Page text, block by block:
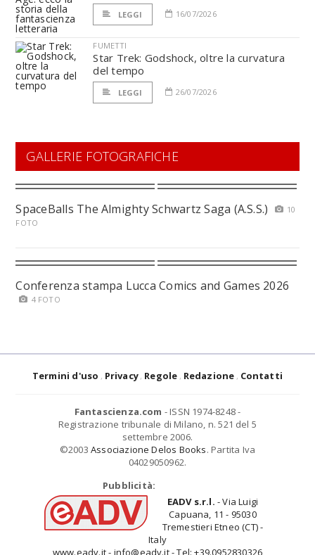
LEGGI 16/07/2026
FUMETTI
Star Trek: Godshock, oltre la curvatura
del tempo
LEGGI 26/07/2026
GALLERIE FOTOGRAFICHE
SpaceBalls The Almighty Schwartz Saga (A.S.S.)
10
FOTO
Conferenza stampa Lucca Comics and Games 2026
4 FOTO
Termini d'uso Privacy Regole Redazione Contatti
Fantascienza.com - ISSN 1974-8248 -
Registrazione tribunale di Milano, n. 521 del 5
settembre 2006.
©2003 Associazione Delos Books. Partita Iva
04029050962.
Pubblicità:
EADV s.r.l. - Via Luigi
Capuana, 11 - 95030
Tremestieri Etneo (CT) -
Italy
www.eadv.it - info@eadv.it - Tel: +39.0952830326